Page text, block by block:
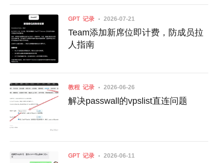
GPT 记录 2026-07-21
Team添加新席位即计费，防成员拉
人指南
教程 记录 2026-06-26
解决passwall的vpslist直连问题
GPT 记录 2026-06-11